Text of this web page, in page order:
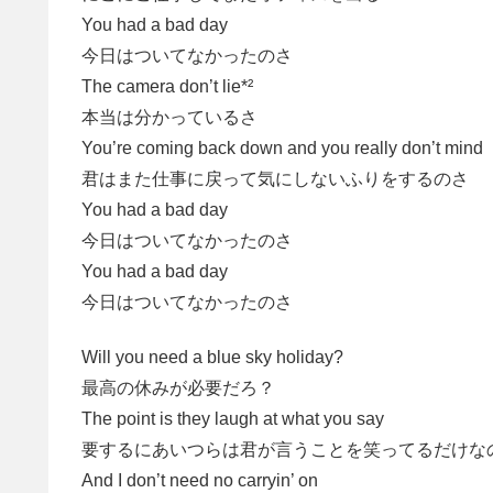
You had a bad day
今日はついてなかったのさ
The camera don’t lie*²
本当は分かっているさ
You’re coming back down and you really don’t mind
君はまた仕事に戻って気にしないふりをするのさ
You had a bad day
今日はついてなかったのさ
You had a bad day
今日はついてなかったのさ
Will you need a blue sky holiday?
最高の休みが必要だろ？
The point is they laugh at what you say
要するにあいつらは君が言うことを笑ってるだけな
And I don’t need no carryin’ on